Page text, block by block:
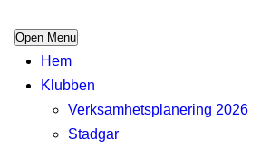
Open Menu
Hem
Klubben
Verksamhetsplanering 2026
Stadgar